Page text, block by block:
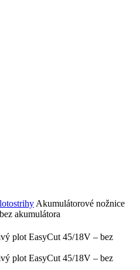
Akumulátorové nožnice
akumulátora